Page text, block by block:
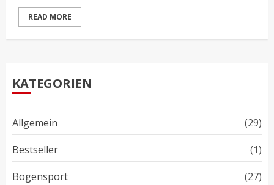
READ MORE
KATEGORIEN
Allgemein
(29)
Bestseller
(1)
Bogensport
(27)